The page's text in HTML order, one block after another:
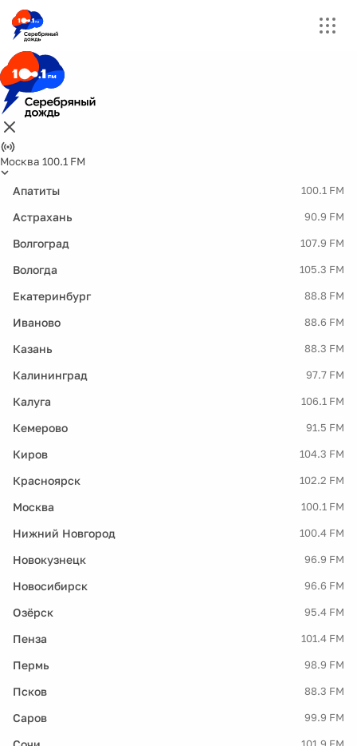
Москва 100.1 FM
Апатиты 100.1 FM
Астрахань 90.9 FM
Волгоград 107.9 FM
Вологда 105.3 FM
Екатеринбург 88.8 FM
Иваново 88.6 FM
Казань 88.3 FM
Калининград 97.7 FM
Калуга 106.1 FM
Кемерово 91.5 FM
Киров 104.3 FM
Красноярск 102.2 FM
Москва 100.1 FM
Нижний Новгород 100.4 FM
Новокузнецк 96.9 FM
Новосибирск 96.6 FM
Озёрск 95.4 FM
Пенза 101.4 FM
Пермь 98.9 FM
Псков 88.3 FM
Саров 99.9 FM